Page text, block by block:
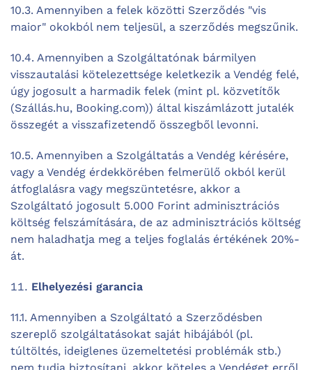
10.3. Amennyiben a felek közötti Szerződés "vis
maior" okokból nem teljesül, a szerződés megszűnik.
10.4. Amennyiben a Szolgáltatónak bármilyen
visszautalási kötelezettsége keletkezik a Vendég felé,
úgy jogosult a harmadik felek (mint pl. közvetítők
(Szállás.hu, Booking.com)) által kiszámlázott jutalék
összegét a visszafizetendő összegből levonni.
10.5. Amennyiben a Szolgáltatás a Vendég kérésére,
vagy a Vendég érdekkörében felmerülő okból kerül
átfoglalásra vagy megszüntetésre, akkor a
Szolgáltató jogosult 5.000 Forint adminisztrációs
költség felszámítására, de az adminisztrációs költség
nem haladhatja meg a teljes foglalás értékének 20%-
át.
Elhelyezési garancia
11.1. Amennyiben a Szolgáltató a Szerződésben
szereplő szolgáltatásokat saját hibájából (pl.
túltöltés, ideiglenes üzemeltetési problémák stb.)